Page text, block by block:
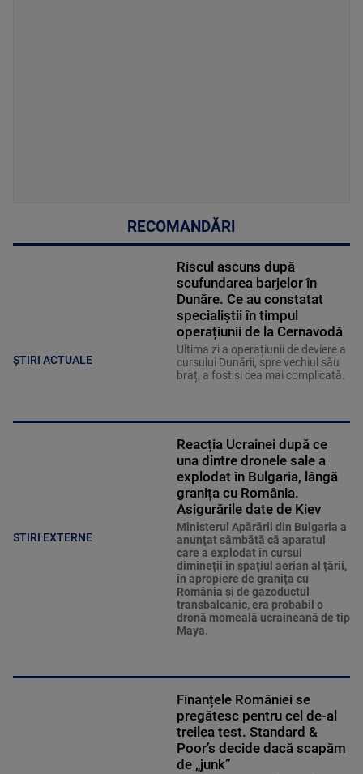
RECOMANDĂRI
ȘTIRI ACTUALE
Riscul ascuns după
scufundarea barjelor în
Dunăre. Ce au constatat
specialiștii în timpul
operațiunii de la Cernavodă
Ultima zi a operațiunii de deviere a
cursului Dunării, spre vechiul său
braț, a fost și cea mai complicată.
STIRI EXTERNE
Reacția Ucrainei după ce
una dintre dronele sale a
explodat în Bulgaria, lângă
granița cu România.
Asigurările date de Kiev
Ministerul Apărării din Bulgaria a
anunţat sâmbătă că aparatul
care a explodat în cursul
dimineţii în spaţiul aerian al ţării,
în apropiere de graniţa cu
România şi de gazoductul
transbalcanic, era probabil o
dronă momeală ucraineană de tip
Maya.
Finanțele României se
pregătesc pentru cel de-al
treilea test. Standard &
Poor’s decide dacă scapăm
de „junk”